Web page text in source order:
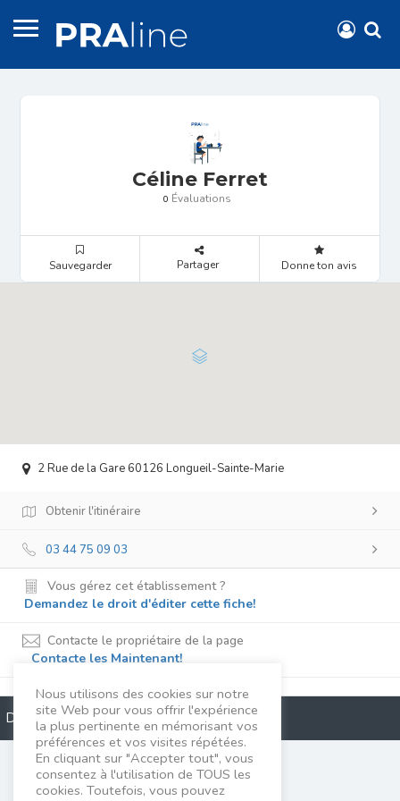
Céline Ferret
0 Évaluations
Sauvegarder Partager Donne ton avis
2 Rue de la Gare 60126 Longueil-Sainte-Marie
Obtenir l'itinéraire
03 44 75 09 03
Vous gérez cet établissement ?
Demandez le droit d'éditer cette fiche!
Contacte le propriétaire de la page
Contacte les Maintenant!
Description
Céline Ferret
Nous utilisons des cookies sur notre
site Web pour vous offrir l'expérience
la plus pertinente en mémorisant vos
préférences et vos visites répétées.
En cliquant sur "Accepter tout", vous
consentez à l'utilisation de TOUS les
cookies. Toutefois, vous pouvez